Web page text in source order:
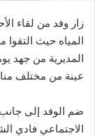
زار وفد من لقاء
المياه حيث
عينة من مختلف
ضم الوفد إلى
الاجتماعي فادي